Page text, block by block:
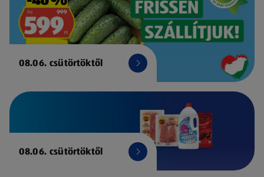
08.06. csütörtöktől
08.06. csütörtöktől